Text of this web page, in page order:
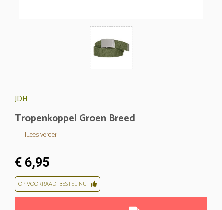
JDH
Tropenkoppel Groen Breed
[Lees verder]
€ 6,95
OP VOORRAAD- BESTEL NU